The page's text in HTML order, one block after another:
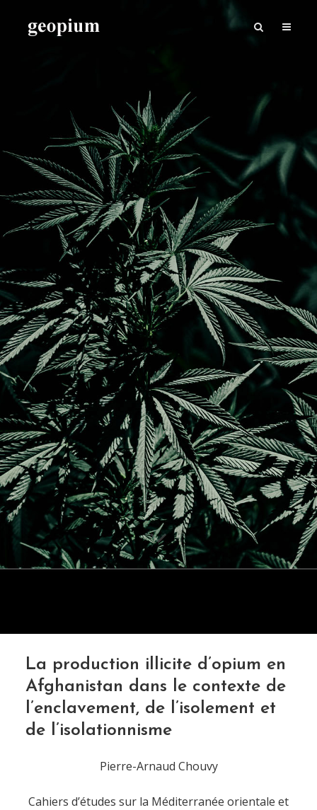
La production illicite d’opium en
Afghanistan dans le contexte de
l’enclavement, de l’isolement et
de l’isolationnisme
Pierre-Arnaud Chouvy
Cahiers d’études sur la Méditerranée orientale et